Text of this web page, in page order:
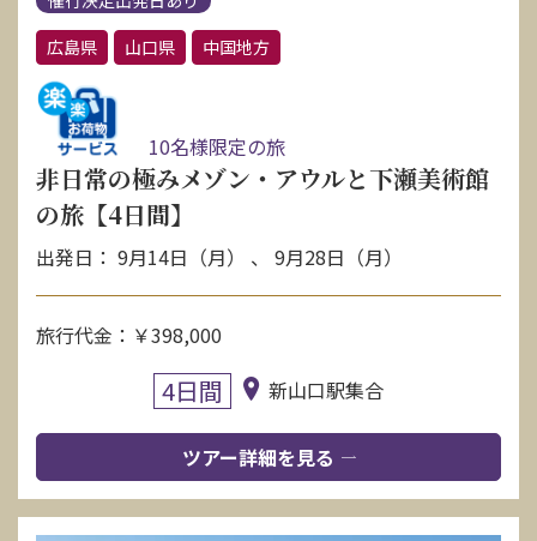
広島県
山口県 中国地方
10名様限定の旅
非日常の極みメゾン・アウルと下瀬美術館
の旅【4日間】
出発日： 9月14日（月） 、 9月28日（月）
旅行代金：￥398,000
4日間 新山口駅集合
ツアー詳細を見る